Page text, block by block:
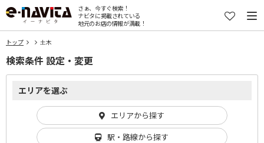
さぁ、今すぐ検索！
ナビタに掲載されている
地元のお店の情報が満載！
トップ 土木
検索条件 設定・変更
エリアを選ぶ
エリアから探す
駅・路線から探す